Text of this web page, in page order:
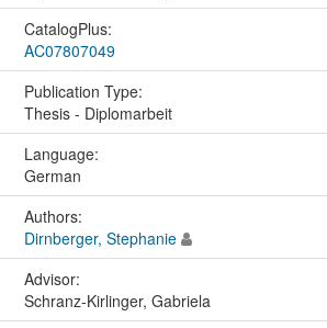
CatalogPlus:
AC07807049
Publication Type:
Thesis - Diplomarbeit
Language:
German
Authors:
Dirnberger, Stephanie
Advisor:
Schranz-Kirlinger, Gabriela